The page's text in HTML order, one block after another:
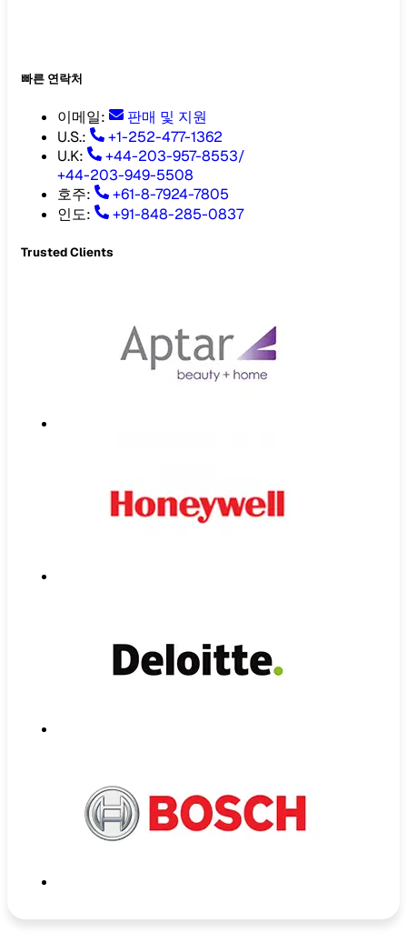
빠른 연락처
이메일:
판매 및 지원
U.S.:
+1-252-477-1362
U.K:
+44-203-957-8553/
+44-203-949-5508
호주:
+61-8-7924-7805
인도: +91-848-285-0837
Trusted Clients